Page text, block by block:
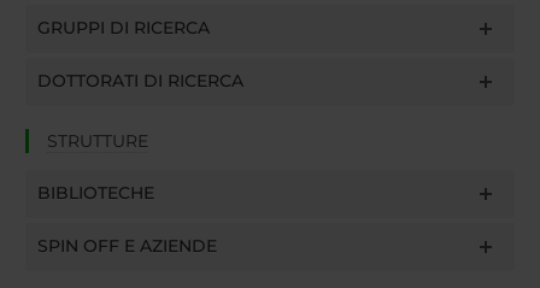
GRUPPI DI RICERCA
DOTTORATI DI RICERCA
STRUTTURE
BIBLIOTECHE
SPIN OFF E AZIENDE